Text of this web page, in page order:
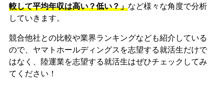
較して平均年収は高い？低い？」など様々な角度で分析
していきます。
競合他社との比較や業界ランキングなども紹介している
ので、ヤマトホールディングスを志望する就活生だけで
はなく、陸運業を志望する就活生はぜひチェックしてみ
てください！